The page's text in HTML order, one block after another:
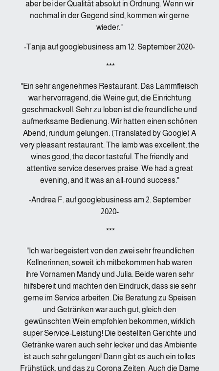
aber bei der Qualität absolut in Ordnung. Wenn wir
nochmal in der Gegend sind, kommen wir gerne
wieder."
-Tanja auf googlebusiness am 12. September 2020-
***
"Ein sehr angenehmes Restaurant. Das Lammfleisch
war hervorragend, die Weine gut, die Einrichtung
geschmackvoll. Sehr zu loben ist die freundliche und
aufmerksame Bedienung. Wir hatten einen schönen
Abend, rundum gelungen. (Translated by Google) A
very pleasant restaurant. The lamb was excellent, the
wines good, the decor tasteful. The friendly and
attentive service deserves praise. We had a great
evening, and it was an all-round success."
-Andrea F. auf googlebusiness am 2. September
2020-
***
"Ich war begeistert von den zwei sehr freundlichen
Kellnerinnen, soweit ich mitbekommen hab waren
ihre Vornamen Mandy und Julia. Beide waren sehr
hilfsbereit und machten den Eindruck, dass sie sehr
gerne im Service arbeiten. Die Beratung zu Speisen
und Getränken war auch gut, gleich den
gewünschten Wein empfohlen bekommen, wirklich
super Service-Leistung! Die bestellten Gerichte und
Getränke waren auch sehr lecker und das Ambiente
ist auch sehr gelungen! Dann gibt es auch ein tolles
Frühstück, und das zu Corona Zeiten. Auch die Dame